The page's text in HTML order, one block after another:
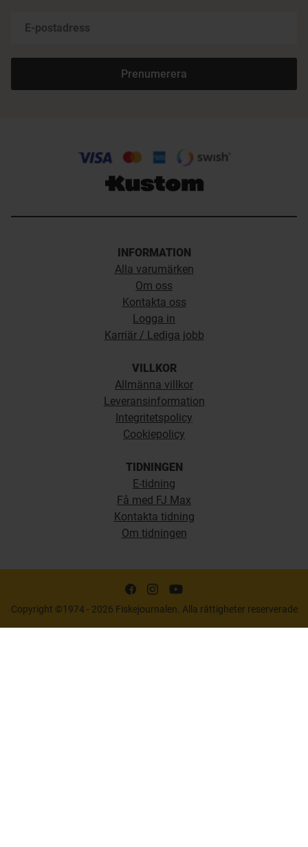
Prenumerera
INFORMATION
Alla varumärken
Om oss
Kontakta oss
Logga in
Karriär / Lediga jobb
VILLKOR
Allmänna villkor
Leveransinformation
Integritetspolicy
Cookiepolicy
TIDNINGEN
E-tidning
Få med FJ Max
Kontakta tidning
Om tidningen
Copyright ©1974 - 2026 Fiskejournalen. Alla rättigheter reserverade